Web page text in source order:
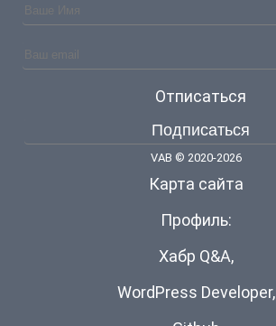
Отписаться
VAB © 2020-2026
Карта сайта
Профиль:
Хабр Q&A,
WordPress Developer,